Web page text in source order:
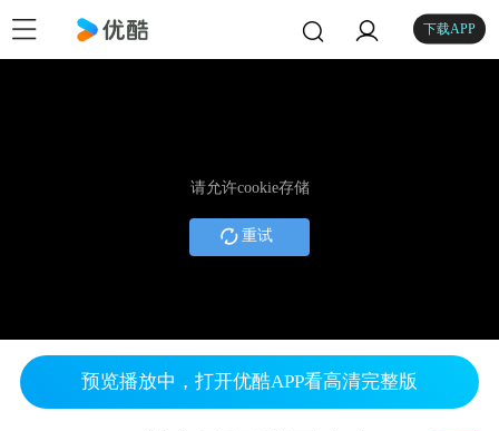
下载APP
请允许cookie存储
重试
预览播放中，打开优酷APP看高清完整版